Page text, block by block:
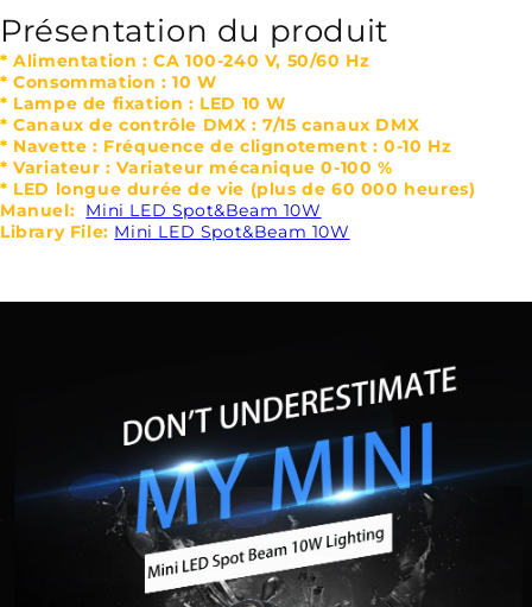
Éclairage
de
Scène
Éclairage
de
Performance
DJ
Théâtre
Éclairage
de
Scène
Éclairage
de
Performance
DJ
Théâtre
Présentation du produit
* Alimentation : CA 100-240 V, 50/60 Hz
* Consommation : 10 W
* Lampe de fixation : LED 10 W
* Canaux de contrôle DMX : 7/15 canaux DMX
* Navette : Fréquence de clignotement : 0-10 Hz
* Variateur : Variateur mécanique 0-100 %
* LED longue durée de vie (plus de 60 000 heures)
Manuel: Mini LED Spot&Beam 10W
Library File: Mini LED Spot&Beam 10W